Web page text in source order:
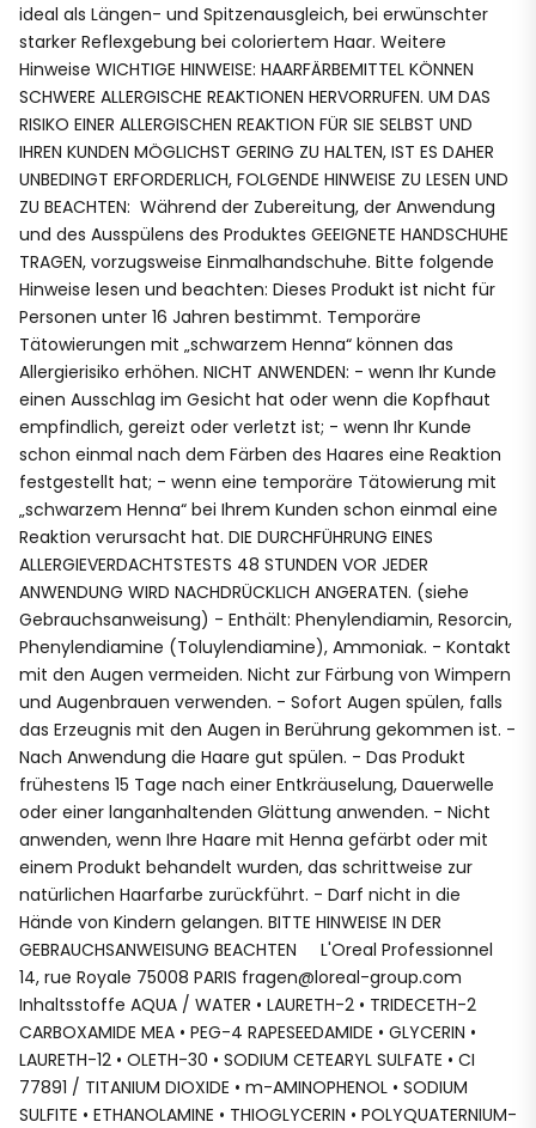
ideal als Längen- und Spitzenausgleich, bei erwünschter
starker Reflexgebung bei coloriertem Haar. Weitere
Hinweise WICHTIGE HINWEISE: HAARFÄRBEMITTEL KÖNNEN
SCHWERE ALLERGISCHE REAKTIONEN HERVORRUFEN. UM DAS
RISIKO EINER ALLERGISCHEN REAKTION FÜR SIE SELBST UND
IHREN KUNDEN MÖGLICHST GERING ZU HALTEN, IST ES DAHER
UNBEDINGT ERFORDERLICH, FOLGENDE HINWEISE ZU LESEN UND
ZU BEACHTEN: Während der Zubereitung, der Anwendung
und des Ausspülens des Produktes GEEIGNETE HANDSCHUHE
TRAGEN, vorzugsweise Einmalhandschuhe. Bitte folgende
Hinweise lesen und beachten: Dieses Produkt ist nicht für
Personen unter 16 Jahren bestimmt. Temporäre
Tätowierungen mit „schwarzem Henna“ können das
Allergierisiko erhöhen. NICHT ANWENDEN: - wenn Ihr Kunde
einen Ausschlag im Gesicht hat oder wenn die Kopfhaut
empfindlich, gereizt oder verletzt ist; - wenn Ihr Kunde
schon einmal nach dem Färben des Haares eine Reaktion
festgestellt hat; - wenn eine temporäre Tätowierung mit
„schwarzem Henna“ bei Ihrem Kunden schon einmal eine
Reaktion verursacht hat. DIE DURCHFÜHRUNG EINES
ALLERGIEVERDACHTSTESTS 48 STUNDEN VOR JEDER
ANWENDUNG WIRD NACHDRÜCKLICH ANGERATEN. (siehe
Gebrauchsanweisung) - Enthält: Phenylendiamin, Resorcin,
Phenylendiamine (Toluylendiamine), Ammoniak. - Kontakt
mit den Augen vermeiden. Nicht zur Färbung von Wimpern
und Augenbrauen verwenden. - Sofort Augen spülen, falls
das Erzeugnis mit den Augen in Berührung gekommen ist. -
Nach Anwendung die Haare gut spülen. - Das Produkt
frühestens 15 Tage nach einer Entkräuselung, Dauerwelle
oder einer langanhaltenden Glättung anwenden. - Nicht
anwenden, wenn Ihre Haare mit Henna gefärbt oder mit
einem Produkt behandelt wurden, das schrittweise zur
natürlichen Haarfarbe zurückführt. - Darf nicht in die
Hände von Kindern gelangen. BITTE HINWEISE IN DER
GEBRAUCHSANWEISUNG BEACHTEN L'Oreal Professionnel
14, rue Royale 75008 PARIS fragen@loreal-group.com
Inhaltsstoffe AQUA / WATER • LAURETH-2 • TRIDECETH-2
CARBOXAMIDE MEA • PEG-4 RAPESEEDAMIDE • GLYCERIN •
LAURETH-12 • OLETH-30 • SODIUM CETEARYL SULFATE • CI
77891 / TITANIUM DIOXIDE • m-AMINOPHENOL • SODIUM
SULFITE • ETHANOLAMINE • THIOGLYCERIN • POLYQUATERNIUM-